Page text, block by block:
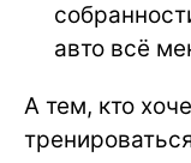
авто всё
А тем, кто